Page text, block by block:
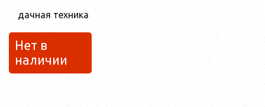
дачная техника
Нет в
наличии